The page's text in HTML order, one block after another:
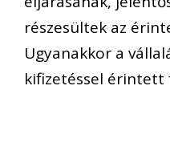
részesültek az
Ugyanakkor a
kifizetéssel érintett